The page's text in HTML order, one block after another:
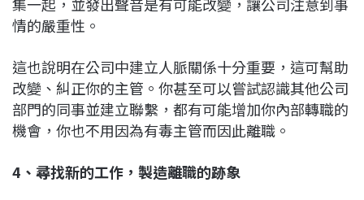
集一起，並發出聲音是有可能改變，讓公司注意到事
情的嚴重性。
這也說明在公司中建立人脈關係十分重要，這可幫助
改變、糾正你的主管。你甚至可以嘗試認識其他公司
部門的同事並建立聯繫，都有可能增加你內部轉職的
機會，你也不用因為有毒主管而因此離職。
4、尋找新的工作，製造離職的跡象